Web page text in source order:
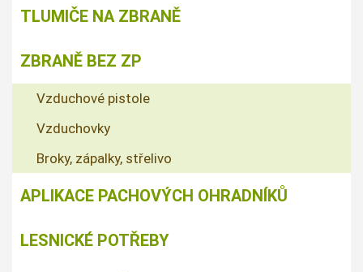
TLUMIČE NA ZBRANĚ
ZBRANĚ BEZ ZP
Vzduchové pistole
Vzduchovky
Broky, zápalky, střelivo
APLIKACE PACHOVÝCH OHRADNÍKŮ
LESNICKÉ POTŘEBY